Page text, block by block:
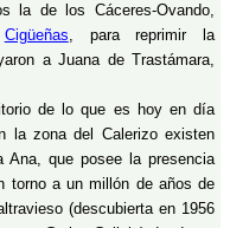
la de los Cáceres-Ovando,
Cigüeñas, para reprimir la
a Juana de Trastámara,
de lo que es hoy en día
la zona del Calerizo existen
que posee la presencia
torno a un millón de años de
(descubierta en 1956